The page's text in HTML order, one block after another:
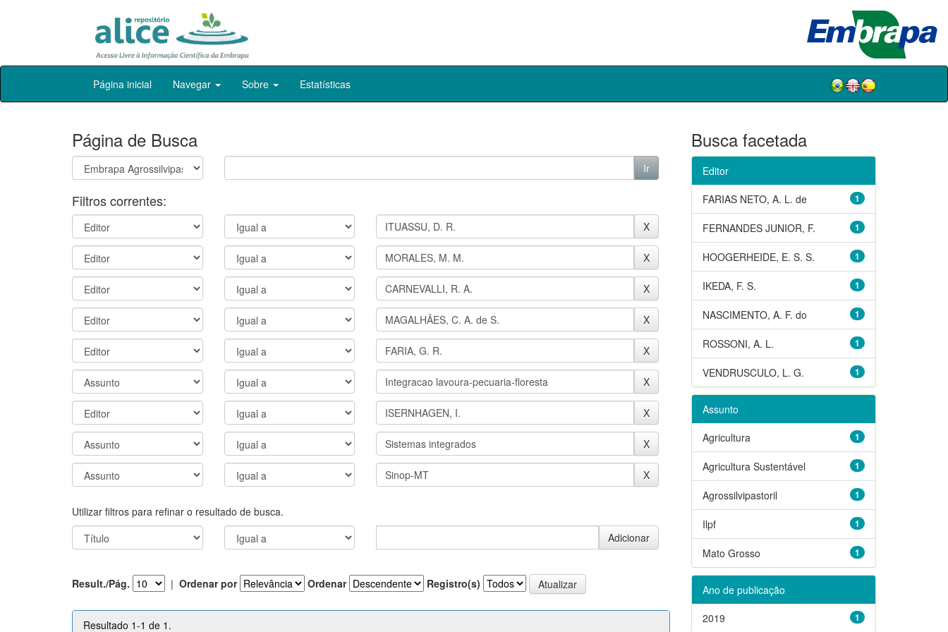
Skip
Página inicial Navegar Sobre Estatísticas
Página de Busca
Filtros correntes:
Utilizar filtros para refinar o resultado de busca.
Result./Pág. | Ordenar por Ordenar Registro(s)
Resultado 1-1 de 1.
Busca facetada
Editor
1
FARIAS NETO, A. L. de
1
FERNANDES JUNIOR, F.
1
HOOGERHEIDE, E. S. S.
1
IKEDA, F. S.
1
NASCIMENTO, A. F. do
1
ROSSONI, A. L.
1
VENDRUSCULO, L. G.
Assunto
1
Agricultura
1
Agricultura Sustentável
1
Agrossilvipastoril
1
Ilpf
1
Mato Grosso
Ano de publicação
1
2019